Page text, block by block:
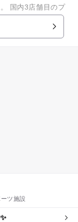
国内3店舗目のプ
新しい公園「安満
ツ施設